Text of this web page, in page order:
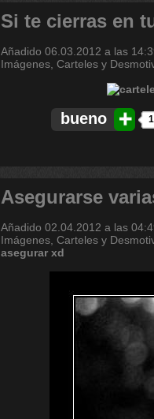
Si te cierras en
Añadido 06.03.2012 a las
Imágenes, Carteles y
bueno
Asegurarse
Añadido 02.04.2012 a las
Imágenes, Carteles y
asegurar xd